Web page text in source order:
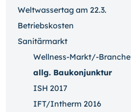
Weltwassertag am 22.3.
Betriebskosten
Sanitärmarkt
Wellness-Markt/-Branche
allg. Baukonjunktur
ISH 2017
IFT/Intherm 2016